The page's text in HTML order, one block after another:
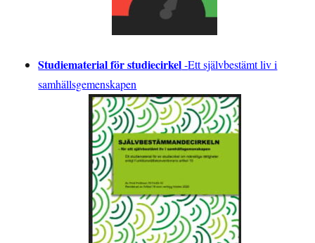
Studiematerial för studiecirkel-Ett självbestämt liv i
samhällsgemenskapen